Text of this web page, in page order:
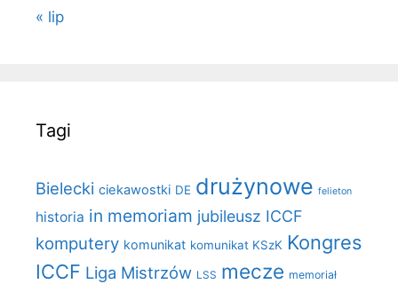
« lip
Tagi
Bielecki ciekawostki DE drużynowe felieton
historia in memoriam jubileusz ICCF
komputery komunikat komunikat KSzK Kongres
ICCF Liga Mistrzów LSS mecze memoriał